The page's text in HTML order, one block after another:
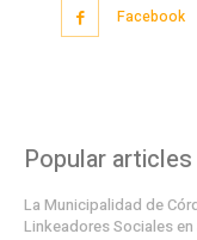
Facebook
Popular articles
La Municipalidad de
Linkeadores Sociales